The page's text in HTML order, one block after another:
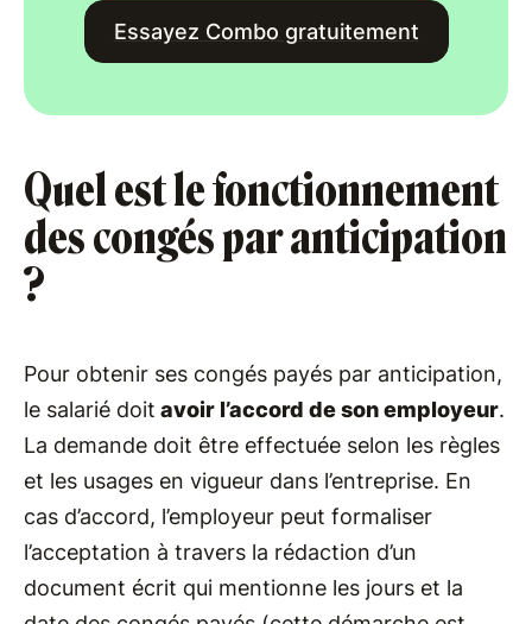
Essayez Combo gratuitement
Quel est le fonctionnement
des congés par anticipation
?
Pour obtenir ses congés payés par anticipation,
le salarié doit avoir l’accord de son employeur.
La demande doit être effectuée selon les règles
et les usages en vigueur dans l’entreprise. En
cas d’accord, l’employeur peut formaliser
l’acceptation à travers la rédaction d’un
document écrit qui mentionne les jours et la